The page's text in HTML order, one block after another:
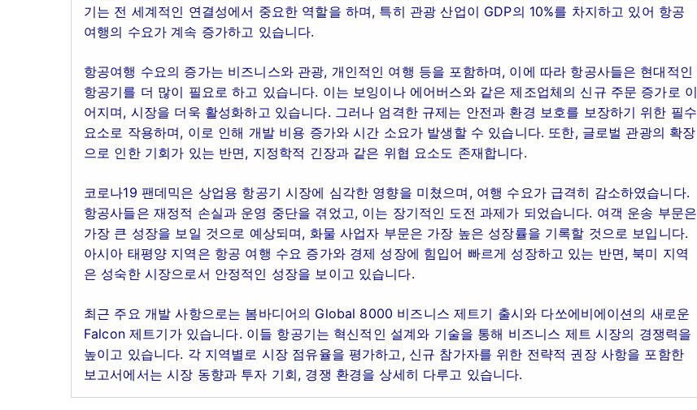
기는 전 세계적인 연결성에서 중요한 역할을 하며, 특히 관광 산업이 GDP의 10%를 차지하고 있어 항공
여행의 수요가 계속 증가하고 있습니다.
항공여행 수요의 증가는 비즈니스와 관광, 개인적인 여행 등을 포함하며, 이에 따라 항공사들은 현대적인
항공기를 더 많이 필요로 하고 있습니다. 이는 보잉이나 에어버스와 같은 제조업체의 신규 주문 증가로 이
어지며, 시장을 더욱 활성화하고 있습니다. 그러나 엄격한 규제는 안전과 환경 보호를 보장하기 위한 필수
요소로 작용하며, 이로 인해 개발 비용 증가와 시간 소요가 발생할 수 있습니다. 또한, 글로벌 관광의 확장
으로 인한 기회가 있는 반면, 지정학적 긴장과 같은 위협 요소도 존재합니다.
코로나19 팬데믹은 상업용 항공기 시장에 심각한 영향을 미쳤으며, 여행 수요가 급격히 감소하였습니다.
항공사들은 재정적 손실과 운영 중단을 겪었고, 이는 장기적인 도전 과제가 되었습니다. 여객 운송 부문은
가장 큰 성장을 보일 것으로 예상되며, 화물 사업자 부문은 가장 높은 성장률을 기록할 것으로 보입니다.
아시아 태평양 지역은 항공 여행 수요 증가와 경제 성장에 힘입어 빠르게 성장하고 있는 반면, 북미 지역
은 성숙한 시장으로서 안정적인 성장을 보이고 있습니다.
최근 주요 개발 사항으로는 봄바디어의 Global 8000 비즈니스 제트기 출시와 다쏘에비에이션의 새로운
Falcon 제트기가 있습니다. 이들 항공기는 혁신적인 설계와 기술을 통해 비즈니스 제트 시장의 경쟁력을
높이고 있습니다. 각 지역별로 시장 점유율을 평가하고, 신규 참가자를 위한 전략적 권장 사항을 포함한
보고서에서는 시장 동향과 투자 기회, 경쟁 환경을 상세히 다루고 있습니다.